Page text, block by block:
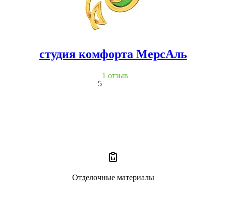
студия комфорта МерсАль
5
1 отзыв
Отделочные материалы